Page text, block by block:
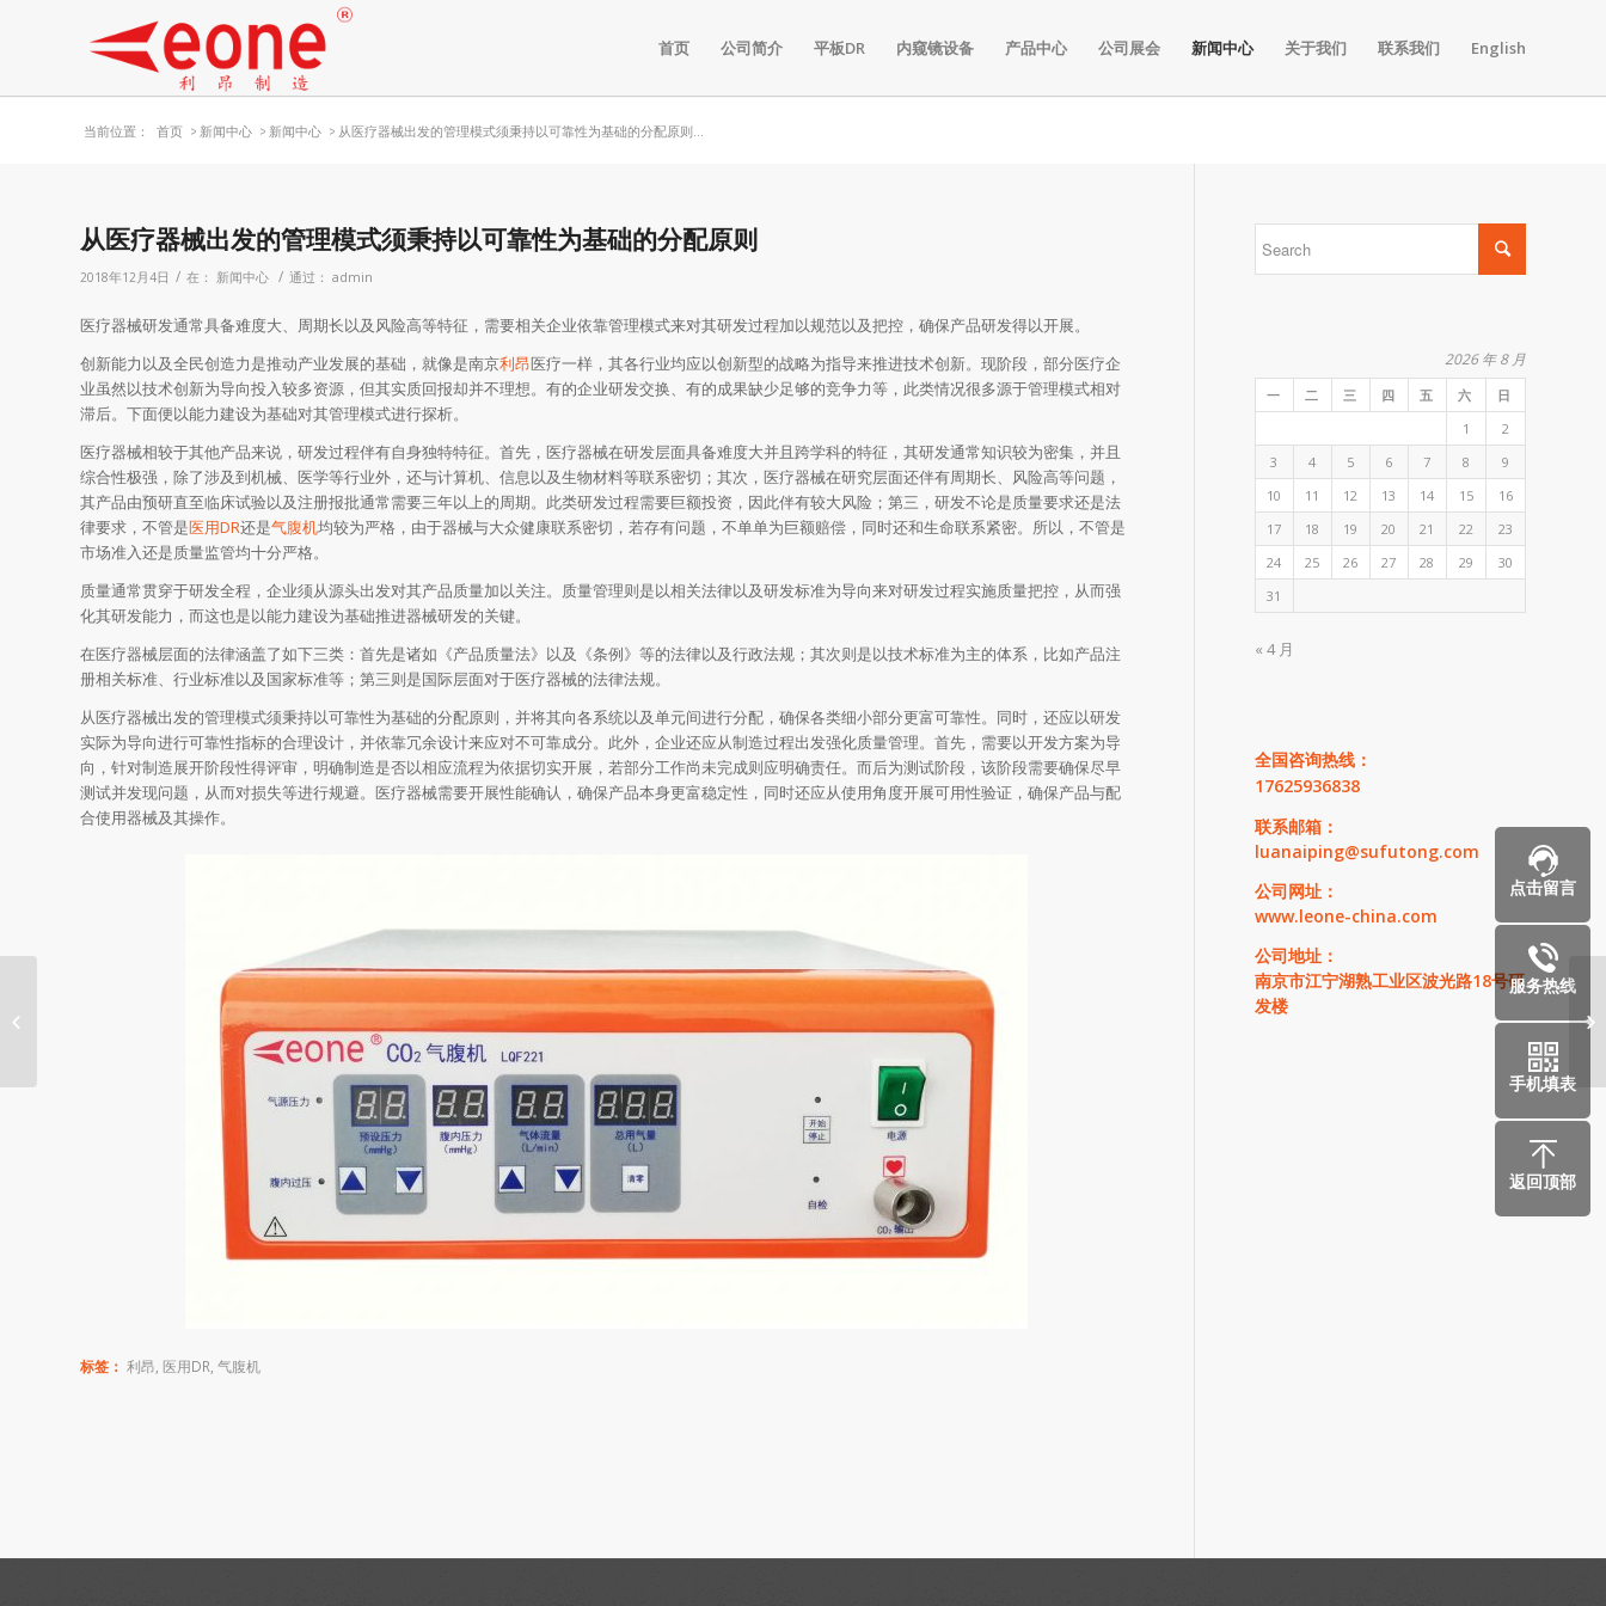
首页 公司简介 平板DR 内窥镜设备 产品中心 公司展会 新闻中心 关于我们 联系我们 English
当前位置： 首页 > 新闻中心 > 新闻中心 > 从医疗器械出发的管理模式须秉持以可靠性为基础的分配原则...
从医疗器械出发的管理模式须秉持以可靠性为基础的分配原则
2018年12月4日 / 在： 新闻中心 / 通过： admin
医疗器械研发通常具备难度大、周期长以及风险高等特征，需要相关企业依靠管理模式来对其研发过程加以规范以及把控，确保产品研发得以开展。
创新能力以及全民创造力是推动产业发展的基础，就像是南京利昂医疗一样，其各行业均应以创新型的战略为指导来推进技术创新。现阶段，部分医疗企
业虽然以技术创新为导向投入较多资源，但其实质回报却并不理想。有的企业研发交换、有的成果缺少足够的竞争力等，此类情况很多源于管理模式相对
滞后。下面便以能力建设为基础对其管理模式进行探析。
医疗器械相较于其他产品来说，研发过程伴有自身独特特征。首先，医疗器械在研发层面具备难度大并且跨学科的特征，其研发通常知识较为密集，并且
综合性极强，除了涉及到机械、医学等行业外，还与计算机、信息以及生物材料等联系密切；其次，医疗器械在研究层面还伴有周期长、风险高等问题，
其产品由预研直至临床试验以及注册报批通常需要三年以上的周期。此类研发过程需要巨额投资，因此伴有较大风险；第三，研发不论是质量要求还是法
律要求，不管是医用DR还是气腹机均较为严格，由于器械与大众健康联系密切，若存有问题，不单单为巨额赔偿，同时还和生命联系紧密。所以，不管是
市场准入还是质量监管均十分严格。
质量通常贯穿于研发全程，企业须从源头出发对其产品质量加以关注。质量管理则是以相关法律以及研发标准为导向来对研发过程实施质量把控，从而强
化其研发能力，而这也是以能力建设为基础推进器械研发的关键。
在医疗器械层面的法律涵盖了如下三类：首先是诸如《产品质量法》以及《条例》等的法律以及行政法规；其次则是以技术标准为主的体系，比如产品注
册相关标准、行业标准以及国家标准等；第三则是国际层面对于医疗器械的法律法规。
从医疗器械出发的管理模式须秉持以可靠性为基础的分配原则，并将其向各系统以及单元间进行分配，确保各类细小部分更富可靠性。同时，还应以研发
实际为导向进行可靠性指标的合理设计，并依靠冗余设计来应对不可靠成分。此外，企业还应从制造过程出发强化质量管理。首先，需要以开发方案为导
向，针对制造展开阶段性得评审，明确制造是否以相应流程为依据切实开展，若部分工作尚未完成则应明确责任。而后为测试阶段，该阶段需要确保尽早
测试并发现问题，从而对损失等进行规避。医疗器械需要开展性能确认，确保产品本身更富稳定性，同时还应从使用角度开展可用性验证，确保产品与配
合使用器械及其操作。
标签： 利昂, 医用DR, 气腹机
2026 年 8 月
一 二 三 四 五 六
日
1
2
3
4 5 6 7 8
9
10
11 12 13 14 15
16
17
18 19 20 21 22
23
24
25 26 27 28 29
30
31
« 4 月
全国咨询热线：
17625936838
联系邮箱：
luanaiping@sufutong.com
公司网址：
www.leone-china.com
公司地址：
南京市江宁湖熟工业区波光路18号研
发楼
基层医疗机构，行政管控过度，造成
点击留言
服务热线
手机填表
返回顶部